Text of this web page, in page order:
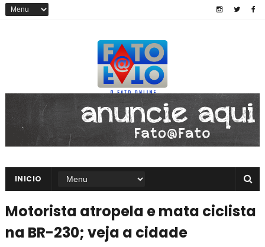
INICIO
Motorista atropela e mata ciclista
na BR-230; veja a cidade